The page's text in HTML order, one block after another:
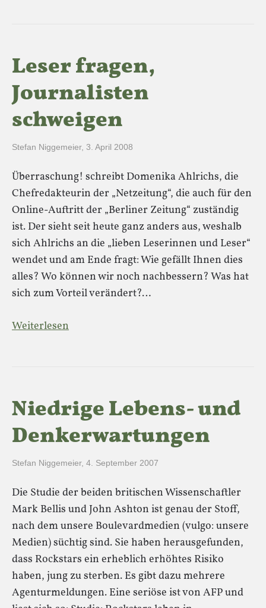
Leser fragen,
Journalisten
schweigen
Stefan Niggemeier, 3. April 2008
Überraschung! schreibt Domenika Ahlrichs, die
Chefredakteurin der „Netzeitung“, die auch für den
Online-Auftritt der „Berliner Zeitung“ zuständig
ist. Der sieht seit heute ganz anders aus, weshalb
sich Ahlrichs an die „lieben Leserinnen und Leser“
wendet und am Ende fragt: Wie gefällt Ihnen dies
alles? Wo können wir noch nachbessern? Was hat
sich zum Vorteil verändert?…
Weiterlesen
Niedrige Lebens- und
Denkerwartungen
Stefan Niggemeier, 4. September 2007
Die Studie der beiden britischen Wissenschaftler
Mark Bellis und John Ashton ist genau der Stoff,
nach dem unsere Boulevardmedien (vulgo: unsere
Medien) süchtig sind. Sie haben herausgefunden,
dass Rockstars ein erheblich erhöhtes Risiko
haben, jung zu sterben. Es gibt dazu mehrere
Agenturmeldungen. Eine seriöse ist von AFP und